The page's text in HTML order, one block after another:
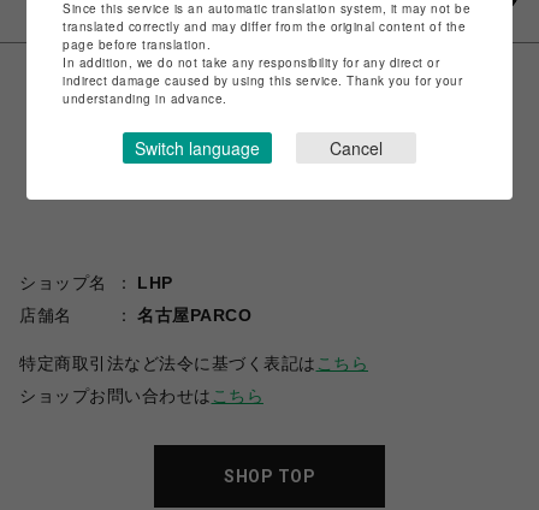
ショップ名
LHP
店舗名
名古屋PARCO
特定商取引法など法令に基づく表記は こちら
ショップお問い合わせは こちら
SHOP TOP
Since this service is an automatic translation system, it may not be
translated correctly and may differ from the original content of the
page before translation.
In addition, we do not take any responsibility for any direct or
indirect damage caused by using this service. Thank you for your
understanding in advance.
Switch language Cancel